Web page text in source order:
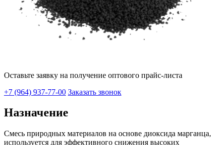
Оставьте заявку на получение оптового прайс-листа
+7 (964) 937-77-00 Заказать звонок
Назначение
Смесь природных материалов на основе диоксида марганца,
используется для эффективного снижения высоких